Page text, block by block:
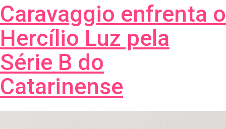
Caravaggio enfrenta o
Hercílio Luz pela
Série B do
Catarinense